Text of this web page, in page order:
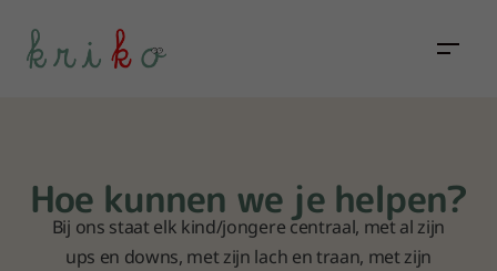
Hoe kunnen we je helpen?
Bij ons staat elk kind/jongere centraal, met al zijn
ups en downs, met zijn lach en traan, met zijn